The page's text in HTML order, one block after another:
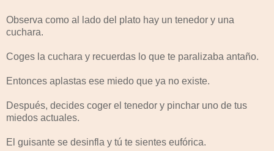
Observa como al lado del plato hay un tenedor y una
cuchara.
Coges la cuchara y recuerdas lo que te paralizaba antaño.
Entonces aplastas ese miedo que ya no existe.
Después, decides coger el tenedor y pinchar uno de tus
miedos actuales.
El guisante se desinfla y tú te sientes eufórica.